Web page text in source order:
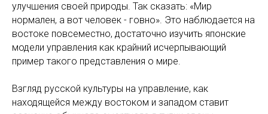
улучшения своей природы. Так сказать: «Мир
нормален, а вот человек - говно». Это наблюдается на
востоке повсеместно, достаточно изучить японские
модели управления как крайний исчерпывающий
пример такого представления о мире.
Взгляд русской культуры на управление, как
находящейся между востоком и западом ставит